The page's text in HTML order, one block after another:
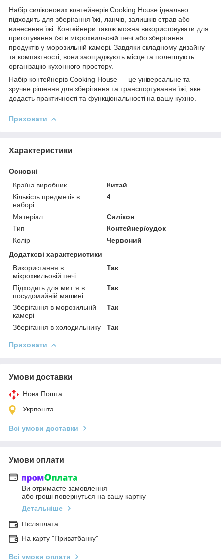
Набір силіконових контейнерів Cooking House ідеально
підходить для зберігання їжі, ланчів, залишків страв або
винесення їжі. Контейнери також можна використовувати для
приготування їжі в мікрохвильовій печі або зберігання
продуктів у морозильній камері. Завдяки складному дизайну
та компактності, вони заощаджують місце та полегшують
організацію кухонного простору.
Набір контейнерів Cooking House — це універсальне та
зручне рішення для зберігання та транспортування їжі, яке
додасть практичності та функціональності на вашу кухню.
Приховати
Характеристики
Основні
Країна виробник
Китай
Кількість предметів в
наборі
4
Матеріал
Силікон
Тип
Контейнер/судок
Колір
Червоний
Додаткові характеристики
Використання в
мікрохвильовій печі
Так
Підходить для миття в
посудомийній машині
Так
Зберігання в морозильній
камері
Так
Зберігання в холодильнику Так
Приховати
Умови доставки
Нова Пошта
Укрпошта
Всі умови доставки
Умови оплати
Ви отримаєте замовлення
або гроші повернуться на вашу картку
Детальніше
Післяплата
На карту "Приватбанку"
Всі умови оплати